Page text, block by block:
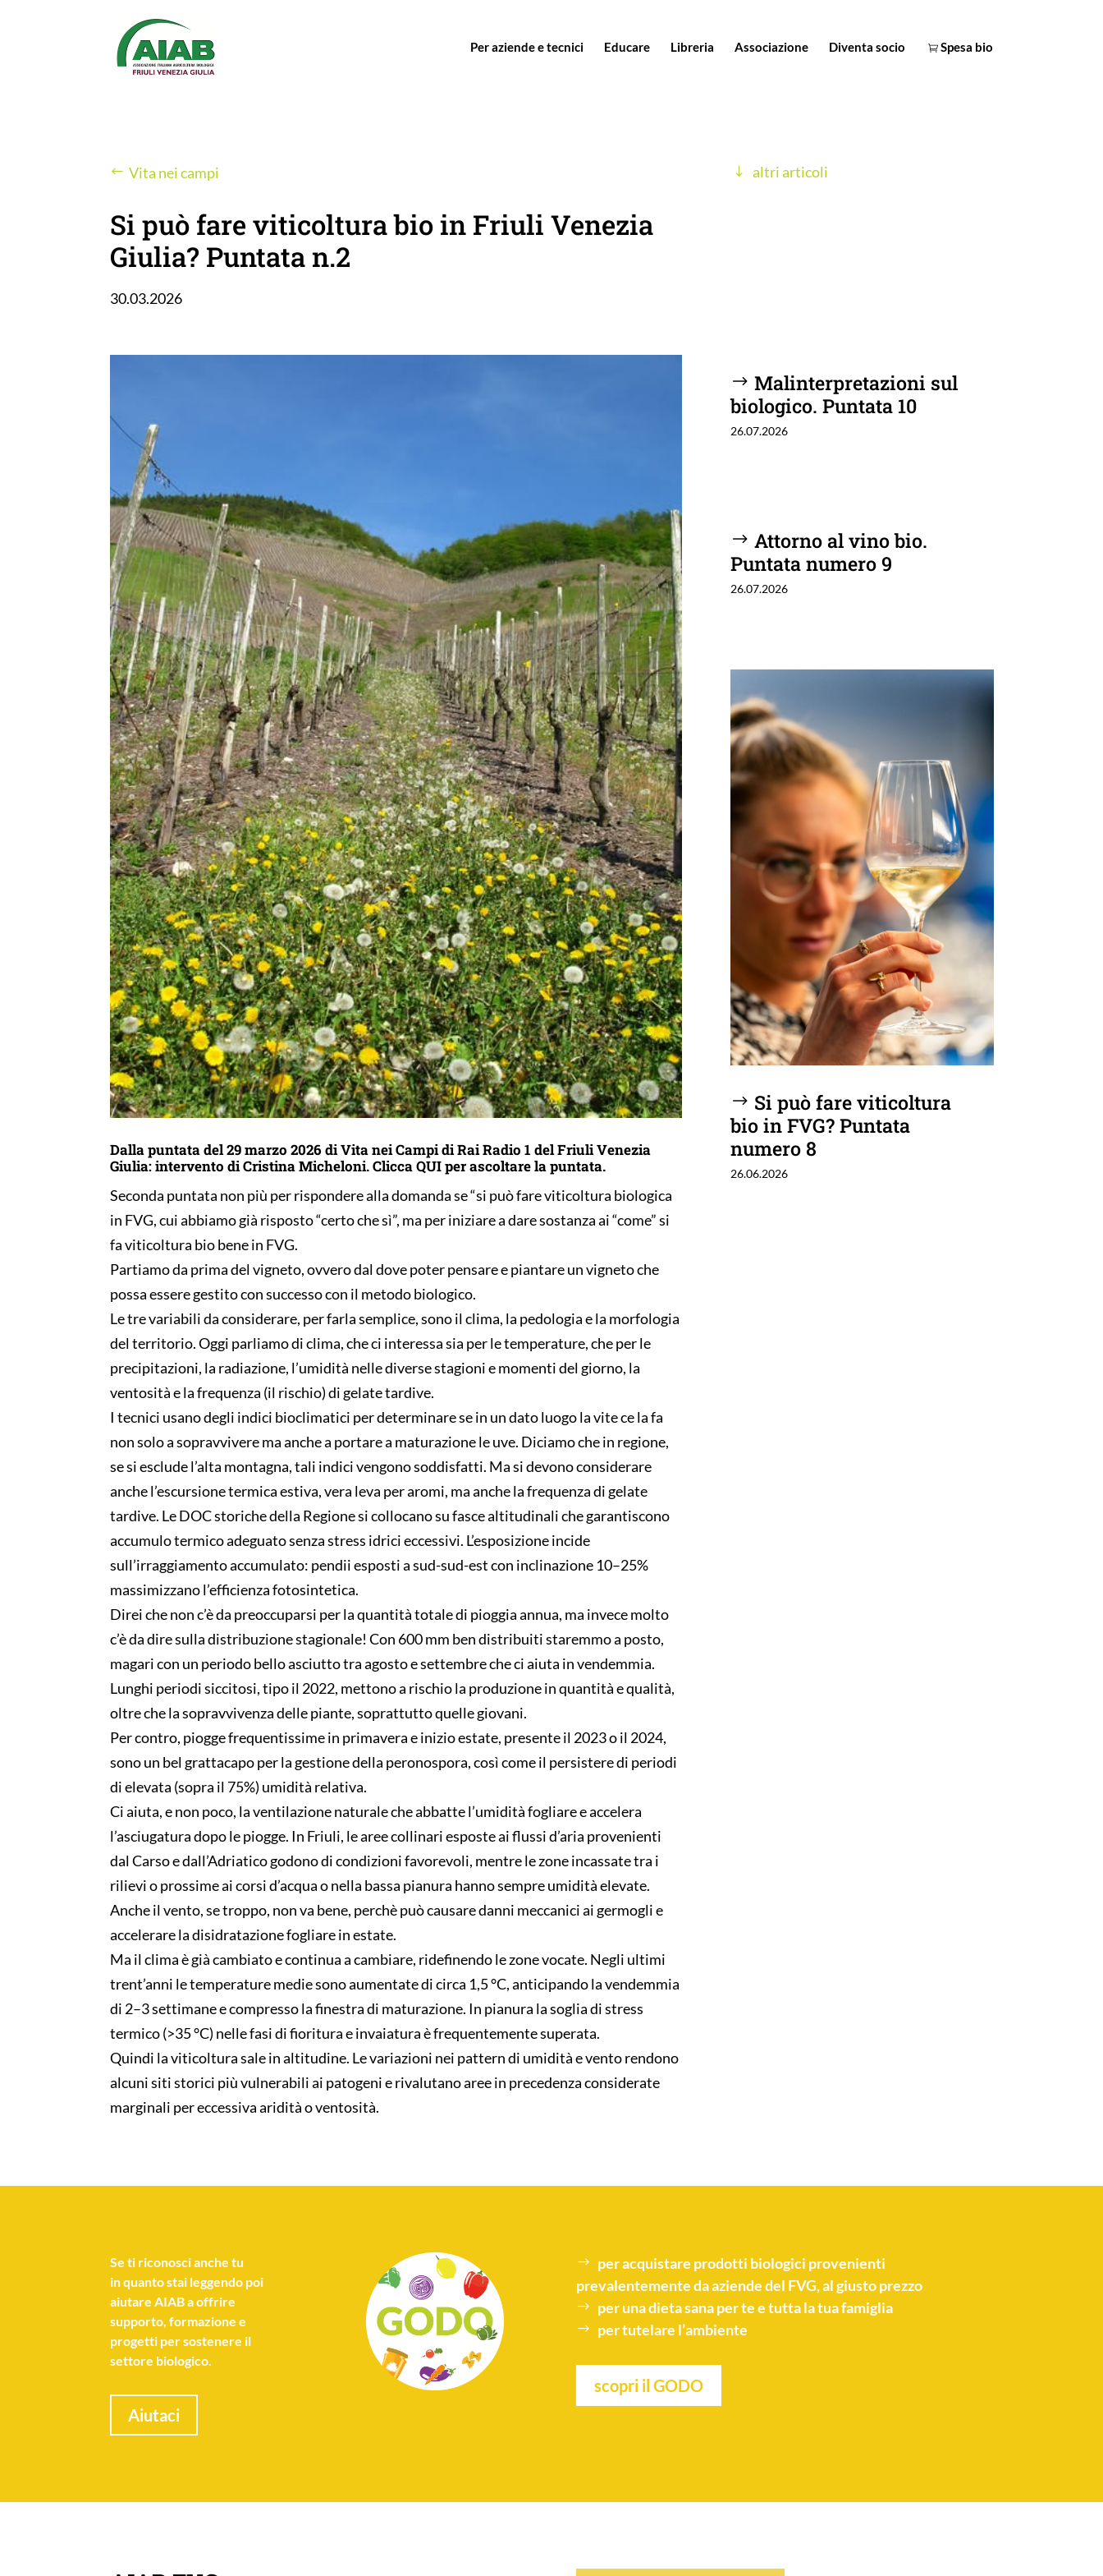
Per aziende e tecnici Educare Libreria Associazione Diventa socio Spesa bio
Vita nei campi
Si può fare viticoltura bio in Friuli Venezia
Giulia? Puntata n.2
30.03.2026
altri articoli
Dalla puntata del 29 marzo 2026 di Vita nei Campi di Rai Radio 1 del Friuli Venezia
Giulia: intervento di Cristina Micheloni.CliccaQUIper ascoltare la puntata.
Seconda puntata non più per rispondere alla domanda se “si può fare viticoltura biologica
in FVG, cui abbiamo già risposto “certo che sì”, ma per iniziare a dare sostanza ai “come” si
fa viticoltura bio bene in FVG.
Partiamo da prima del vigneto, ovvero dal dove poter pensare e piantare un vigneto che
possa essere gestito con successo con il metodo biologico.
Le tre variabili da considerare, per farla semplice, sono il clima, la pedologia e la morfologia
del territorio. Oggi parliamo di clima, che ci interessa sia per le temperature, che per le
precipitazioni, la radiazione, l’umidità nelle diverse stagioni e momenti del giorno, la
ventosità e la frequenza (il rischio) di gelate tardive.
I tecnici usano degli indici bioclimatici per determinare se in un dato luogo la vite ce la fa
non solo a sopravvivere ma anche a portare a maturazione le uve. Diciamo che in regione,
se si esclude l’alta montagna, tali indici vengono soddisfatti. Ma si devono considerare
anche l’escursione termica estiva, vera leva per aromi, ma anche la frequenza di gelate
tardive. Le DOC storiche della Regione si collocano su fasce altitudinali che garantiscono
accumulo termico adeguato senza stress idrici eccessivi. L’esposizione incide
sull’irraggiamento accumulato: pendii esposti a sud-sud-est con inclinazione 10–25%
massimizzano l’efficienza fotosintetica.
Direi che non c’è da preoccuparsi per la quantità totale di pioggia annua, ma invece molto
c’è da dire sulla distribuzione stagionale! Con 600 mm ben distribuiti staremmo a posto,
magari con un periodo bello asciutto tra agosto e settembre che ci aiuta in vendemmia.
Lunghi periodi siccitosi, tipo il 2022, mettono a rischio la produzione in quantità e qualità,
oltre che la sopravvivenza delle piante, soprattutto quelle giovani.
Per contro, piogge frequentissime in primavera e inizio estate, presente il 2023 o il 2024,
sono un bel grattacapo per la gestione della peronospora, così come il persistere di periodi
di elevata (sopra il 75%) umidità relativa.
Ci aiuta, e non poco, la ventilazione naturale che abbatte l’umidità fogliare e accelera
l’asciugatura dopo le piogge. In Friuli, le aree collinari esposte ai flussi d’aria provenienti
dal Carso e dall’Adriatico godono di condizioni favorevoli, mentre le zone incassate tra i
rilievi o prossime ai corsi d’acqua o nella bassa pianura hanno sempre umidità elevate.
Anche il vento, se troppo, non va bene, perchè può causare danni meccanici ai germogli e
accelerare la disidratazione fogliare in estate.
Ma il clima è già cambiato e continua a cambiare, ridefinendo le zone vocate. Negli ultimi
trent’anni le temperature medie sono aumentate di circa 1,5 °C, anticipando la vendemmia
di 2–3 settimane e compresso la finestra di maturazione. In pianura la soglia di stress
termico (>35 °C) nelle fasi di fioritura e invaiatura è frequentemente superata.
Quindi la viticoltura sale in altitudine. Le variazioni nei pattern di umidità e vento rendono
alcuni siti storici più vulnerabili ai patogeni e rivalutano aree in precedenza considerate
marginali per eccessiva aridità o ventosità.
Malinterpretazioni sul
biologico. Puntata 10
26.07.2026
Attorno al vino bio.
Puntata numero 9
26.07.2026
Si può fare viticoltura
bio in FVG? Puntata
numero 8
26.06.2026
Seti riconosci anche tu
in quanto stai leggendo poi
aiutare AIAB a offrire
supporto, formazione e
progetti per sostenere il
settore biologico.
Aiutaci
per acquistare prodotti biologici provenienti
prevalentemente da aziende del FVG, al giusto prezzo
per unadieta sanaper te e tutta la tua famiglia
per tutelare l’ambiente
scopri il GODO